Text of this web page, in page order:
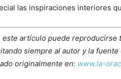
las inspiraciones interiores
este artículo puede
siempre al autor y la
originalmente en: www.la-